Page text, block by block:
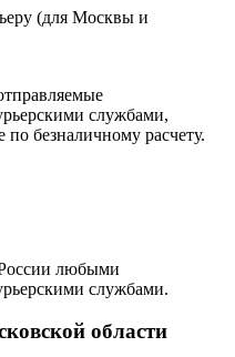
(для Москвы и
службами,
безналичному расчету.
любыми
службами.
области